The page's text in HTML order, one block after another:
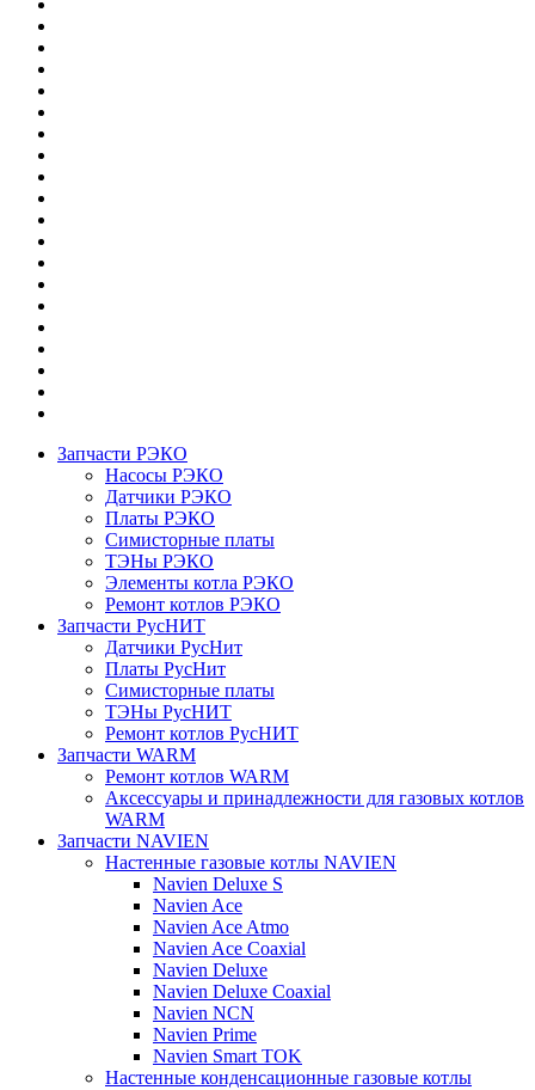
Запчасти РЭКО
Насосы РЭКО
Датчики РЭКО
Платы РЭКО
Симисторные платы
ТЭНы РЭКО
Элементы котла РЭКО
Ремонт котлов РЭКО
Запчасти РусНИТ
Датчики РусНит
Платы РусНит
Симисторные платы
ТЭНы РусНИТ
Ремонт котлов РусНИТ
Запчасти WARM
Ремонт котлов WARM
Аксессуары и принадлежности для газовых котлов
WARM
Запчасти NAVIEN
Настенные газовые котлы NAVIEN
Navien Deluxe S
Navien Ace
Navien Ace Atmo
Navien Ace Coaxial
Navien Deluxe
Navien Deluxe Coaxial
Navien NCN
Navien Prime
Navien Smart TOK
Настенные конденсационные газовые котлы